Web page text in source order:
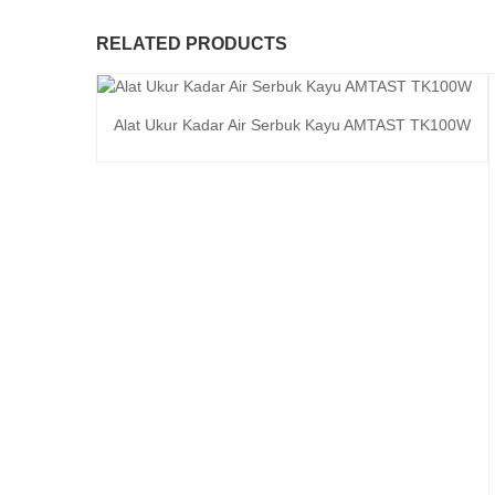
RELATED PRODUCTS
Baca selengkapnya
Alat Ukur Kadar Air Serbuk Kayu AMTAST TK100W